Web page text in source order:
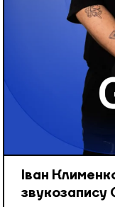
Іван
звукозапису